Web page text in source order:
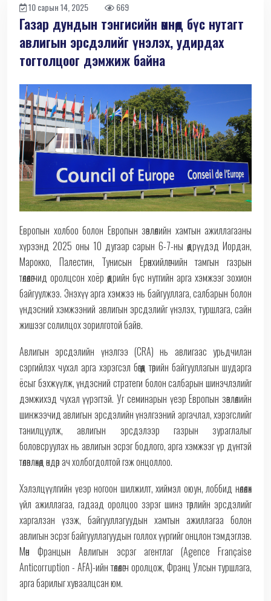
10 сарын 14, 2025 669
Газар дундын тэнгисийн өмнөд бүс нутагт
авлигын эрсдэлийг үнэлэх, удирдах
тогтолцоог дэмжиж байна
Европын холбоо болон Европын зөвлөлийн хамтын ажиллагааны
хүрээнд 2025 оны 10 дугаар сарын 6-7-ны өдрүүдэд Иордан,
Марокко, Палестин, Тунисын Ерөнхийлөгчийн тамгын газрын
төлөөлөгчид оролцсон хоёр өдрийн бүс нутгийн арга хэмжээг зохион
байгуулжээ. Энэхүү арга хэмжээ нь байгууллага, салбарын болон
үндэсний хэмжээний авлигын эрсдэлийг үнэлэх, туршлага, сайн
жишээг солилцох зорилготой байв.
Авлигын эрсдэлийн үнэлгээ (CRA) нь авлигаас урьдчилан
сэргийлэх чухал арга хэрэгсэл бөгөөд төрийн байгууллагын шударга
ёсыг бэхжүүлж, үндэсний стратеги болон салбарын шинэчлэлийг
дэмжихэд чухал үүрэгтэй. Уг семинарын үеэр Европын зөвлөлийн
шинжээчид авлигын эрсдэлийн үнэлгээний аргачлал, хэрэгслийг
танилцуулж, авлигын эрсдэлээр газрын зураглалыг
боловсруулах нь авлигын эсрэг бодлого, арга хэмжээг үр дүнтэй
төлөвлөхөд өндөр ач холбогдолтой гэж онцоллоо.
Хэлэлцүүлгийн үеэр ногоон шилжилт, хиймэл оюун, лоббид нөлөөлөх
үйл ажиллагаа, гадаад оролцоо зэрэг шинэ төрлийн эрсдэлийг
харгалзан үзэж, байгууллагуудын хамтын ажиллагаа болон
авлигын эсрэг байгууллагуудын голлох үүргийг онцлон тэмдэглэв.
Мөн Францын Авлигын эсрэг агентлаг (Agence Française
Anticorruption - AFA)-ийн төлөөлөгч оролцож, Франц Улсын туршлага,
арга барилыг хуваалцсан юм.